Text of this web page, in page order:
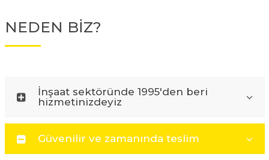
NEDEN BİZ?
İnşaat sektöründe 1995'den beri
hizmetinizdeyiz
Güvenilir ve zamanında teslim